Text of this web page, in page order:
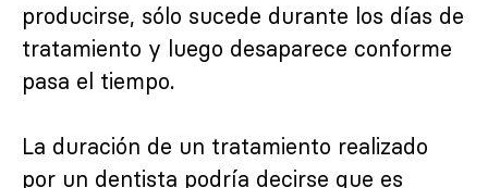
producirse, sólo sucede durante los días de
tratamiento y luego desaparece conforme
pasa el tiempo.
La duración de un tratamiento realizado
por un dentista podría decirse que es